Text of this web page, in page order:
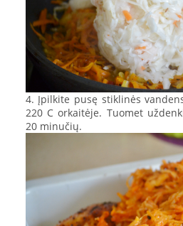
4. Įpilkite pusę stiklinės
220 C orkaitėje. Tuomet
20 minučių.